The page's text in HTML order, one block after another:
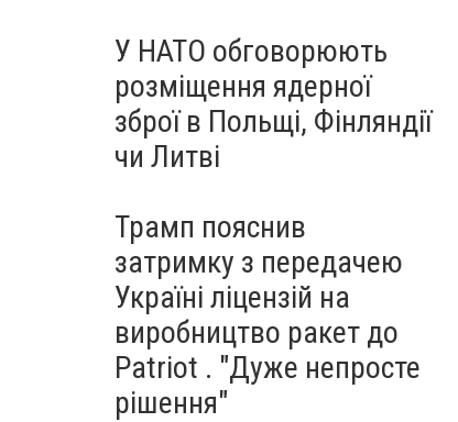
У НАТО обговорюють
розміщення ядерної
зброї в Польщі, Фінляндії
чи Литві
Трамп пояснив
затримку з передачею
Україні ліцензій на
виробництво ракет до
Patriot . "Дуже непросте
рішення"